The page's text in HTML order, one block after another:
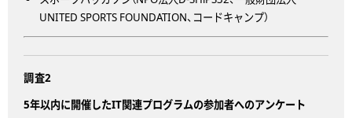
UNITED SPORTS FOUNDATION、コードキャンプ）
調査2
5年以内に開催したIT関連プログラムの参加者へのアンケート